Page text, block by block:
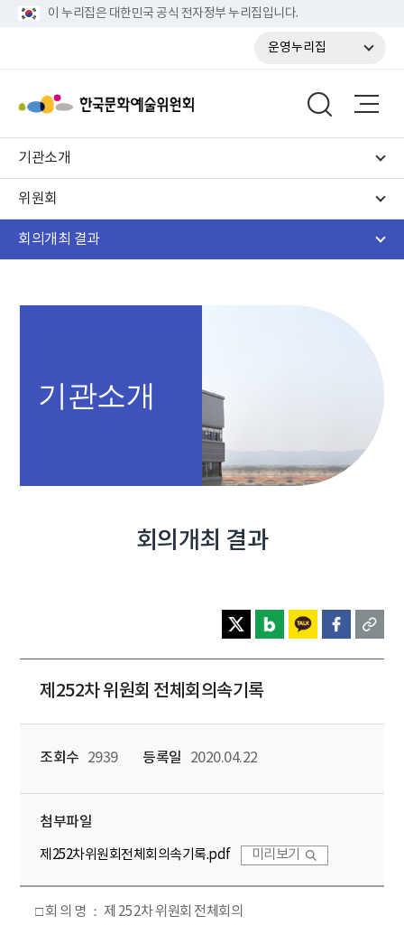
이 누리집은 대한민국 공식 전자정부 누리집입니다.
운영누리집
기관소개
위원회
회의개최 결과
기관소개
회의개최 결과
제252차 위원회 전체회의속기록
조회수 2939 등록일 2020.04.22
첨부파일
제252차위원회전체회의속기록.pdf 미리보기
□ 회 의 명 ： 제 252차 위원회 전체회의